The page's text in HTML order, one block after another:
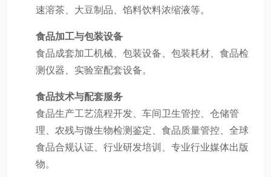
速溶茶、大豆制品、馅料饮料浓缩液等。
食品加工与包装设备
食品成套加工机械、包装设备、包装耗材、食品检
测仪器、实验室配套设备。
食品技术与配套服务
食品生产工艺流程开发、车间卫生管控、仓储管
理、农残与微生物检测鉴定、食品质量管控、全球
食品合规认证、行业研发培训、专业行业媒体出版
物。